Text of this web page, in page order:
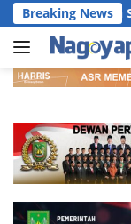
Langsung
ke
konten
Breaking News
Batam Segera